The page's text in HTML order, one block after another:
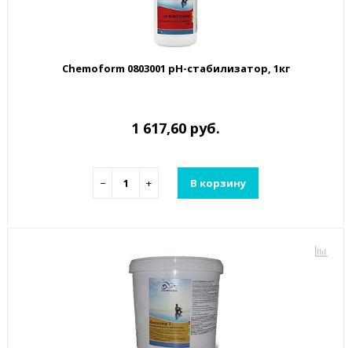
Chemoform 0803001 рН-стабилизатор, 1кг
1 617,60 руб.
− + В корзину